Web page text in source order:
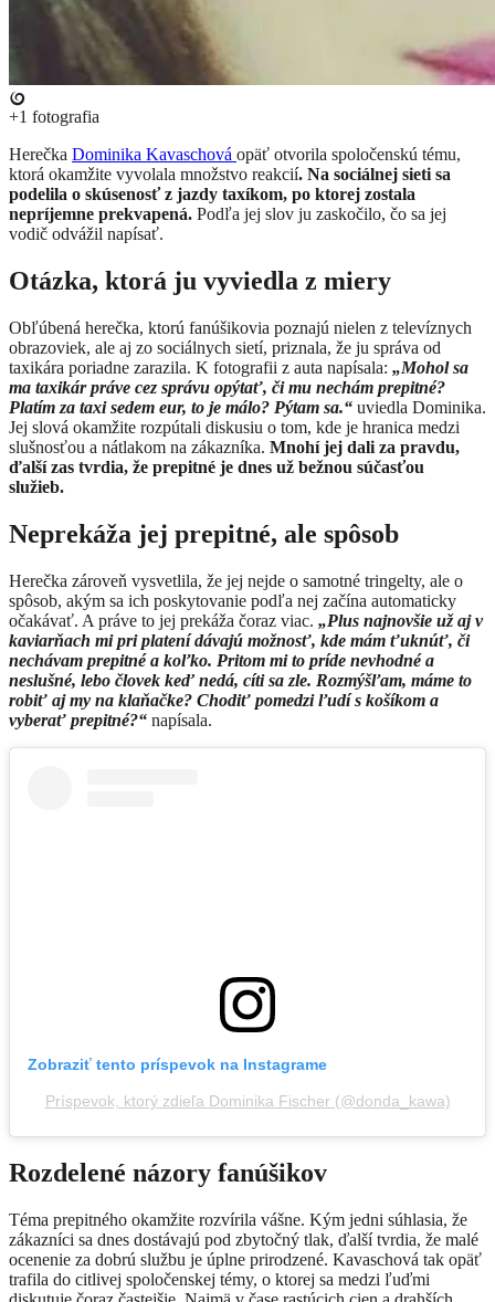
+1 fotografia
Herečka Dominika Kavaschová opäť otvorila spoločenskú tému,
ktorá okamžite vyvolala množstvo reakcií. Na sociálnej sieti sa
podelila o skúsenosť z jazdy taxíkom, po ktorej zostala
nepríjemne prekvapená. Podľa jej slov ju zaskočilo, čo sa jej
vodič odvážil napísať.
Otázka, ktorá ju vyviedla z miery
Obľúbená herečka, ktorú fanúšikovia poznajú nielen z televíznych
obrazoviek, ale aj zo sociálnych sietí, priznala, že ju správa od
taxikára poriadne zarazila. K fotografii z auta napísala: „Mohol sa
ma taxikár práve cez správu opýtať, či mu nechám prepitné?
Platím za taxi sedem eur, to je málo? Pýtam sa.“ uviedla Dominika.
Jej slová okamžite rozpútali diskusiu o tom, kde je hranica medzi
slušnosťou a nátlakom na zákazníka. Mnohí jej dali za pravdu,
ďalší zas tvrdia, že prepitné je dnes už bežnou súčasťou
služieb.
Neprekáža jej prepitné, ale spôsob
Herečka zároveň vysvetlila, že jej nejde o samotné tringelty, ale o
spôsob, akým sa ich poskytovanie podľa nej začína automaticky
očakávať. A práve to jej prekáža čoraz viac. „Plus najnovšie už aj v
kaviarňach mi pri platení dávajú možnosť, kde mám ťuknúť, či
nechávam prepitné a koľko. Pritom mi to príde nevhodné a
neslušné, lebo človek keď nedá, cíti sa zle. Rozmýšľam, máme to
robiť aj my na klaňačke? Chodiť pomedzi ľudí s košíkom a
vyberať prepitné?“ napísala.
Zobraziť tento príspevok na Instagrame
Príspevok, ktorý zdieľa Dominika Fischer (@donda_kawa)
Rozdelené názory fanúšikov
Téma prepitného okamžite rozvírila vášne. Kým jedni súhlasia, že
zákazníci sa dnes dostávajú pod zbytočný tlak, ďalší tvrdia, že malé
ocenenie za dobrú službu je úplne prirodzené. Kavaschová tak opäť
trafila do citlivej spoločenskej témy, o ktorej sa medzi ľuďmi